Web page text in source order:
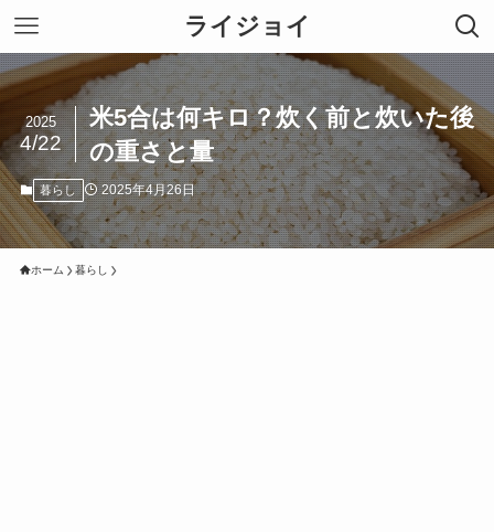
ライジョイ
米5合は何キロ？炊く前と炊いた後
の重さと量
2025
4/22
暮らし 2025年4月26日
ホーム 暮らし